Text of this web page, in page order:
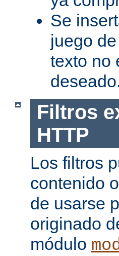
Se
juego
texto no
Filtros
HTTP
Los filtros
contenido
de usarse
originado
módulo